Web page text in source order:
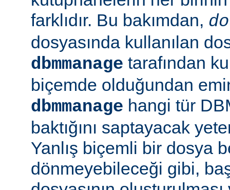
farklıdır. Bu bakımdan,
dosyasında kullanılan
dbmmanage tarafından
biçemde olduğundan
dbmmanage hangi tür
baktığını saptayacak
Yanlış biçemli bir dosya
dönmeyebileceği gibi,